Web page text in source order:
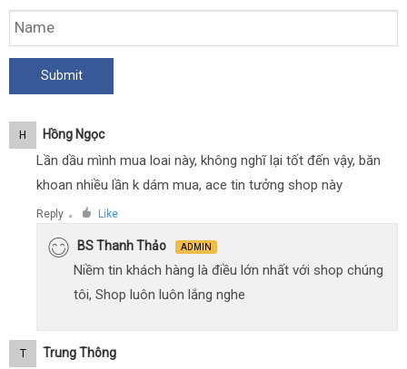
H Hồng Ngọc
Lần dầu mình mua loai này, không nghĩ lại tốt đến vậy, băn
khoan nhiều lần k dám mua, ace tin tưởng shop này
Reply ● Like
BS Thanh Thảo ADMIN
Niềm tin khách hàng là điều lớn nhất với shop chúng
tôi, Shop luôn luôn lắng nghe
T Trung Thông